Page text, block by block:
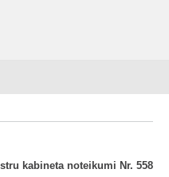
kabineta noteikumi Nr. 558